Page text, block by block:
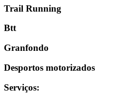
Trail Running
Btt
Granfondo
Desportos motorizados
Serviços: